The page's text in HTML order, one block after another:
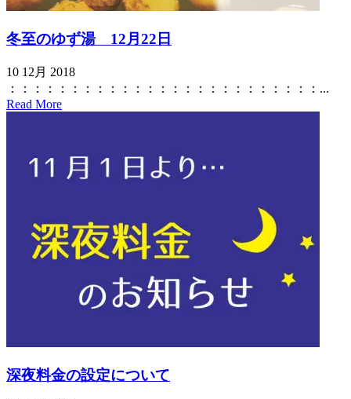
冬至のゆず湯 12月22日
10 12月 2018
：：：：：：：：：：：：：：：：：：：：：：：：：...
Read More
深夜料金の設定について